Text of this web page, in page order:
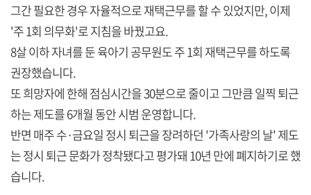
그간 필요한 경우 자율적으로 재택근무를 할 수 있었지만, 이제
'주 1회 의무화'로 지침을 바꿨고요.
8살 이하 자녀를 둔 육아기 공무원도 주 1회 재택근무를 하도록
권장했습니다.
또 희망자에 한해 점심시간을 30분으로 줄이고 그만큼 일찍 퇴근
하는 제도를 6개월 동안 시범 운영합니다.
반면 매주 수·금요일 정시 퇴근을 장려하던 '가족사랑의 날' 제도
는 정시 퇴근 문화가 정착됐다고 평가돼 10년 만에 폐지하기로 했
습니다.